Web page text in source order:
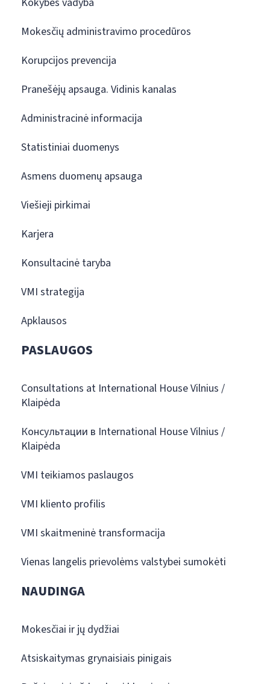
Mokesčių administravimo procedūros
Korupcijos prevencija
Pranešėjų apsauga. Vidinis kanalas
Administracinė informacija
Statistiniai duomenys
Asmens duomenų apsauga
Viešieji pirkimai
Karjera
Konsultacinė taryba
VMI strategija
Apklausos
PASLAUGOS
Consultations at International House Vilnius /
Klaipėda
Консультации в International House Vilnius /
Klaipėda
VMI teikiamos paslaugos
VMI kliento profilis
VMI skaitmeninė transformacija
Vienas langelis prievolėms valstybei sumokėti
NAUDINGA
Mokesčiai ir jų dydžiai
Atsiskaitymas grynaisiais pinigais